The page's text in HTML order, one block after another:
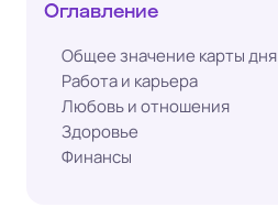
Оглавление
Общее значение карты дня
Работа и карьера
Любовь и отношения
Здоровье
Финансы